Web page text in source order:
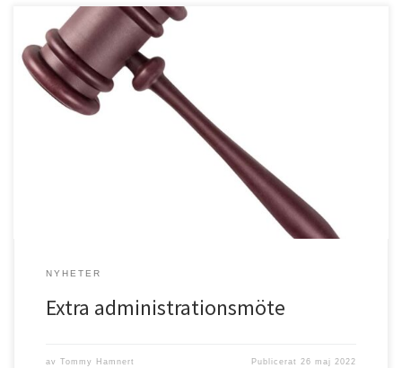
Härmed kallas du som är medlem i Filadelfiaförsamlingen i Högsby
till ett extra administrationsmöte gällande stadgeändringar.
NYHETER
Extra administrationsmöte
av Tommy Hamnert Publicerat26 maj 2022